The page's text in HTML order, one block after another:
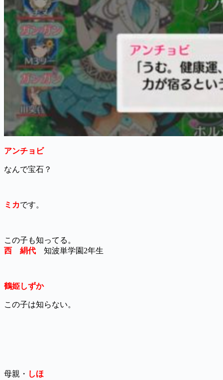
アンチョビ
なんで宝石？
ミカです。
この子も知ってる。
西 絹代 知波単学園2年生
鶴姫しずか
この子は知らない。
母親・ しほ